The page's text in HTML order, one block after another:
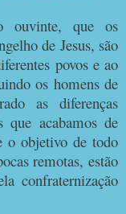
ouvinte, que os
de Jesus, são
povos e ao
os homens de
as diferenças
que acabamos de
o objetivo de todo
remotas, estão
confraternização